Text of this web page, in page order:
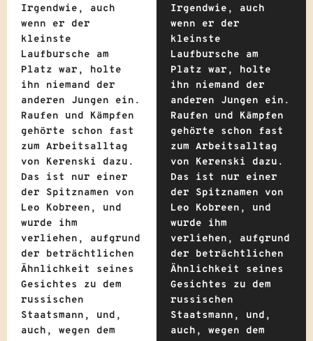
Irgendwie, auch
wenn er der
kleinste
Laufbursche am
Platz war, holte
ihn niemand der
anderen Jungen ein.
Raufen und Kämpfen
gehörte schon fast
zum Arbeitsalltag
von Kerenski dazu.
Das ist nur einer
der Spitznamen von
Leo Kobreen, und
wurde ihm
verliehen, aufgrund
der beträchtlichen
Ähnlichkeit seines
Gesichtes zu dem
russischen
Staatsmann, und,
auch, wegen dem
Irgendwie, auch
wenn er der
kleinste
Laufbursche am
Platz war, holte
ihn niemand der
anderen Jungen ein.
Raufen und Kämpfen
gehörte schon fast
zum Arbeitsalltag
von Kerenski dazu.
Das ist nur einer
der Spitznamen von
Leo Kobreen, und
wurde ihm
verliehen, aufgrund
der beträchtlichen
Ähnlichkeit seines
Gesichtes zu dem
russischen
Staatsmann, und,
auch, wegen dem